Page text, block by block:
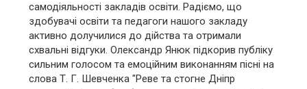
самодіяльності закладів освіти. Радіємо, що
здобувачі освіти та педагоги нашого закладу
активно долучилися до дійства та отримали
схвальні відгуки. Олександр Янюк підкорив публіку
сильним голосом та емоційним виконанням пісні на
слова Т. Г. Шевченка "Реве та стогне Дніпр